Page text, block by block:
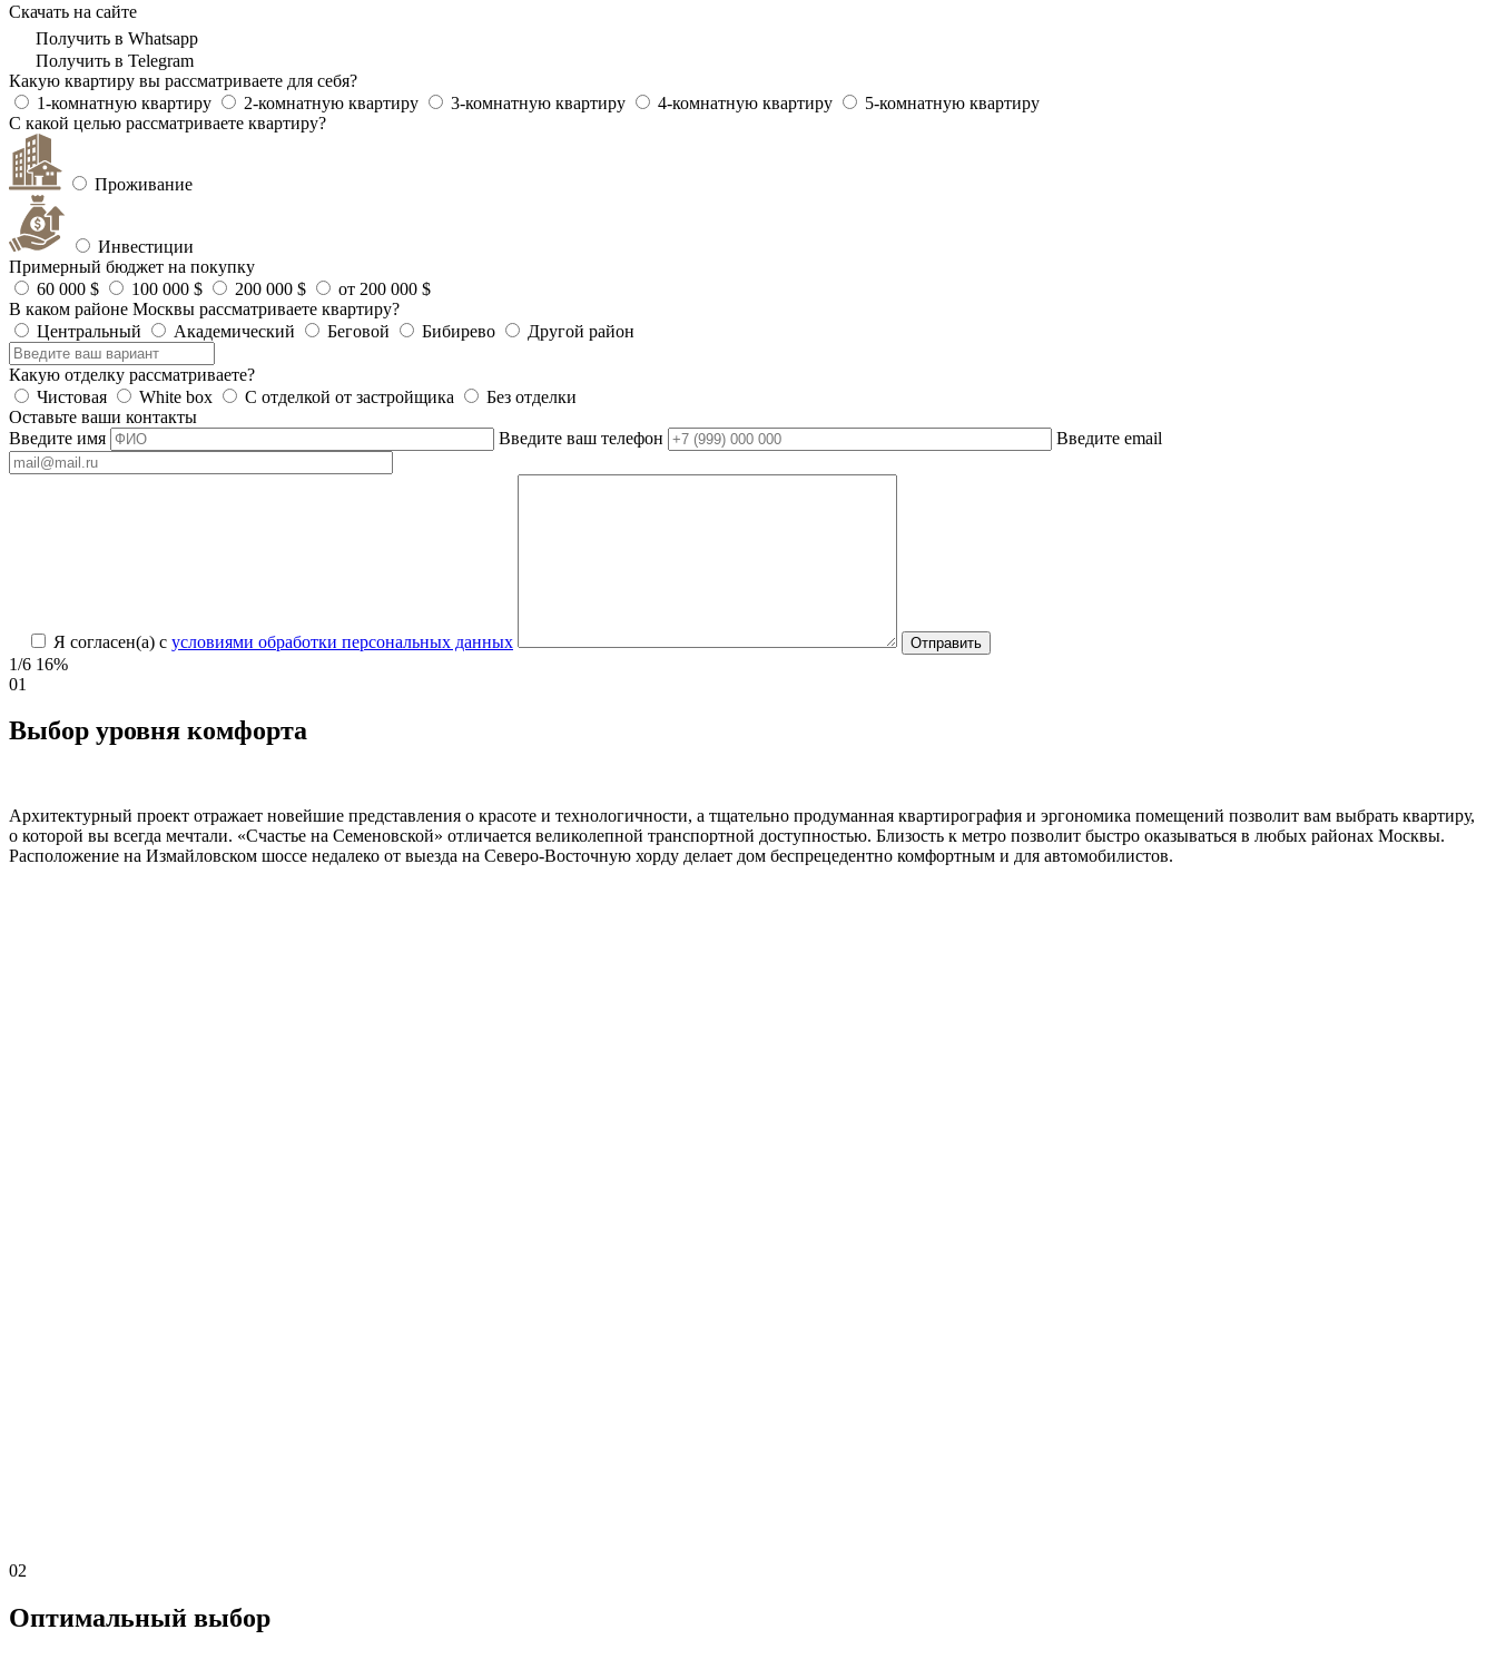
Скачать на сайте
Получить в Whatsapp
Получить в Telegram
Какую квартиру вы рассматриваете для себя?
1-комнатную квартиру
2-комнатную квартиру 3-комнатную квартиру 4-комнатную квартиру
5-комнатную квартиру
С какой целью рассматриваете квартиру?
Проживание
Инвестиции
Примерный бюджет на покупку
60 000 $
100 000 $ 200 000 $
от 200 000 $
В каком районе Москвы рассматриваете квартиру?
Центральный
Академический Беговой Бибирево Другой район
Какую отделку рассматриваете?
Чистовая
White box С отделкой от застройщика
Без отделки
Оставьте ваши контакты
Введите имя
Введите ваш телефон Введите email
Я согласен(а) с условиями обработки персональных данных
1/6 16%
01
Выбор уровня комфорта
Архитектурный проект отражает новейшие представления о красоте и технологичности, а тщательно продуманная квартирография и эргономика помещений позволит вам выбрать квартиру,
о которой вы всегда мечтали. «Счастье на Семеновской» отличается великолепной транспортной доступностью. Близость к метро позволит быстро оказываться в любых районах Москвы.
Расположение на Измайловском шоссе недалеко от выезда на Северо-Восточную хорду делает дом беспрецедентно комфортным и для автомобилистов.
02
Оптимальный выбор